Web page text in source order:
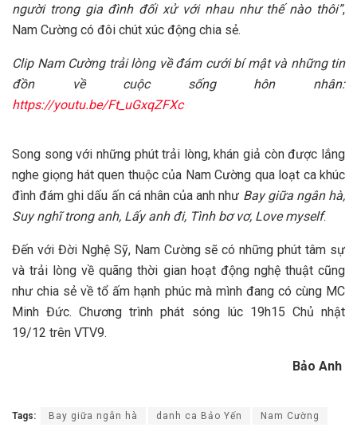
người trong gia đình đối xử với nhau như thế nào thôi”,
Nam Cường có đôi chút xúc động chia sẻ.
Clip Nam Cường trải lòng về đám cưới bí mật và những tin
đồn về cuộc sống hôn nhân:
https://youtu.be/Ft_uGxqZFXc
Song song với những phút trải lòng, khán giả còn được lắng
nghe giọng hát quen thuộc của Nam Cường qua loạt ca khúc
đình đám ghi dấu ấn cá nhân của anh như Bay giữa ngân hà,
Suy nghĩ trong anh, Lấy anh đi, Tình bơ vơ, Love myself.
Đến với Đời Nghệ Sỹ, Nam Cường sẽ có những phút tâm sự
và trải lòng về quãng thời gian hoạt động nghệ thuật cũng
như chia sẻ về tổ ấm hạnh phúc mà mình đang có cùng MC
Minh Đức. Chương trình phát sóng lúc 19h15 Chủ nhật
19/12 trên VTV9.
Bảo Anh
Tags: Bay giữa ngân hà danh ca Bảo Yến Nam Cường